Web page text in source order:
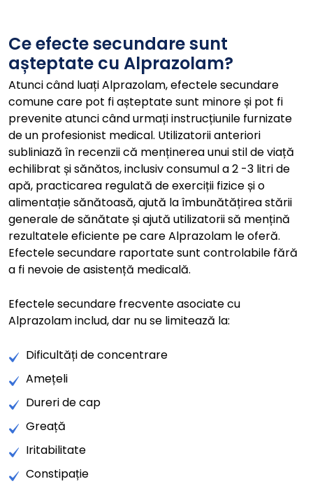
Ce efecte secundare sunt
așteptate cu Alprazolam?
Atunci când luați Alprazolam, efectele secundare
comune care pot fi așteptate sunt minore și pot fi
prevenite atunci când urmați instrucțiunile furnizate
de un profesionist medical. Utilizatorii anteriori
subliniază în recenzii că menținerea unui stil de viață
echilibrat și sănătos, inclusiv consumul a 2 -3 litri de
apă, practicarea regulată de exerciții fizice și o
alimentație sănătoasă, ajută la îmbunătățirea stării
generale de sănătate și ajută utilizatorii să mențină
rezultatele eficiente pe care Alprazolam le oferă.
Efectele secundare raportate sunt controlabile fără
a fi nevoie de asistență medicală.
Efectele secundare frecvente asociate cu
Alprazolam includ, dar nu se limitează la:
Dificultăți de concentrare
Amețeli
Dureri de cap
Greață
Iritabilitate
Constipație